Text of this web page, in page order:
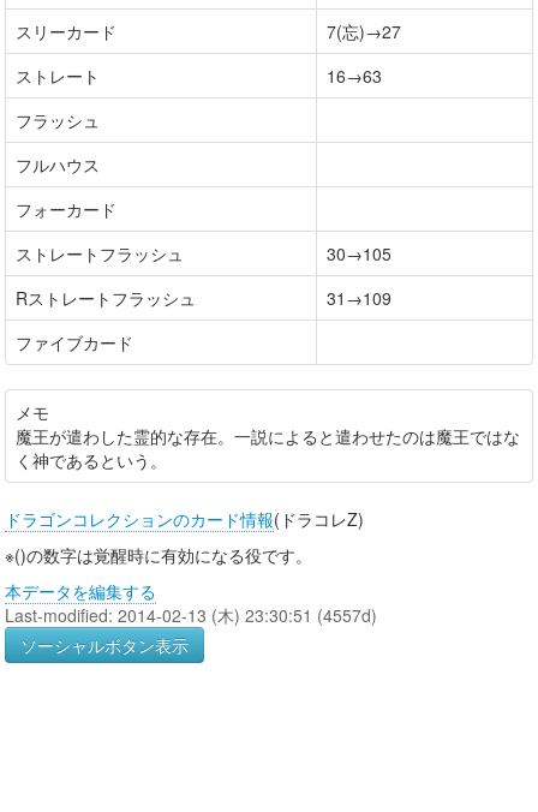
スリーカード
7(忘)→27
ストレート
16→63
フラッシュ
フルハウス
フォーカード
ストレートフラッシュ
30→105
Rストレートフラッシュ
31→109
ファイブカード
メモ
魔王が遣わした霊的な存在。一説によると遣わせたのは魔王ではな
く神であるという。
ドラゴンコレクションのカード情報(ドラコレZ)
※()の数字は覚醒時に有効になる役です。
本データを編集する
Last-modified: 2014-02-13 (木) 23:30:51 (4557d)
ソーシャルボタン表示